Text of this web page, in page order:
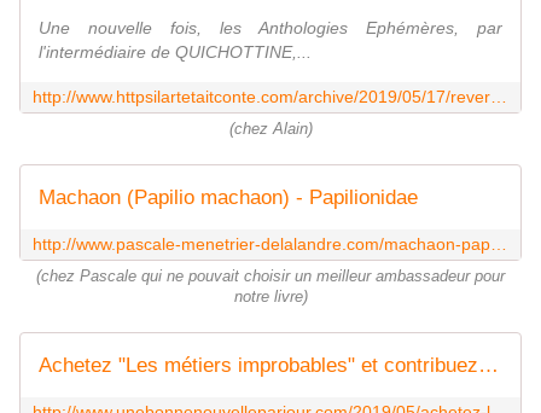
Une nouvelle fois, les Anthologies Ephémères, par
l'intermédiaire de QUICHOTTINE,...
(chez Alain)
Machaon (Papilio machaon) - Papilionidae
(chez Pascale qui ne pouvait choisir un meilleur ambassadeur pour
notre livre)
Achetez "Les métiers improbables" et contribuez à réaliser le rêve d'un enfant gravement malade... - Le blog de ecureuilbleu